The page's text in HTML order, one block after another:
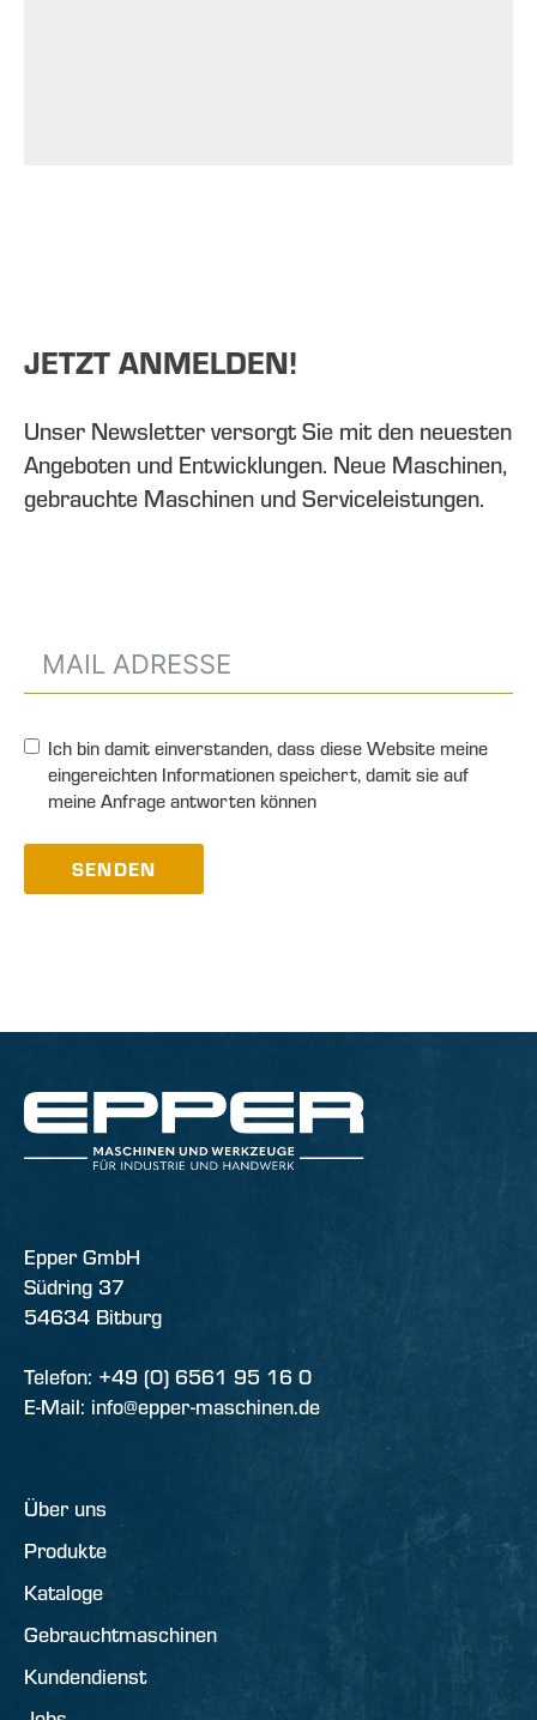
JETZT ANMELDEN!
Unser Newsletter versorgt Sie mit den neuesten
Angeboten und Entwicklungen. Neue Maschinen,
gebrauchte Maschinen und Serviceleistungen.
Ich bin damit einverstanden, dass diese Website meine
eingereichten Informationen speichert, damit sie auf
meine Anfrage antworten können
SENDEN
Epper GmbH
Südring 37
54634 Bitburg
Telefon: +49 (0) 6561 95 16 0
E-Mail: info@epper-maschinen.de
Über uns
Produkte
Kataloge
Gebrauchtmaschinen
Kundendienst